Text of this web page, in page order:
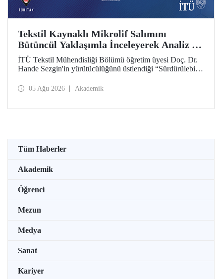
Tekstil Kaynaklı Mikrolif Salımını
Bütüncül Yaklaşımla İnceleyerek Analiz ve
Azaltım Stratejileri Geliştirecek Projeye
TÜBİTAK Desteği
İTÜ Tekstil Mühendisliği Bölümü öğretim üyesi Doç. Dr.
Hande Sezgin'in yürütücülüğünü üstlendiği “Sürdürülebilir
Koşullarına Bağlı Mikrolif Salımı: Aşınma, UV Maruziyeti
05 Ağu 2026 Akademik
Tüm Haberler
Akademik
Öğrenci
Mezun
Medya
Sanat
Kariyer